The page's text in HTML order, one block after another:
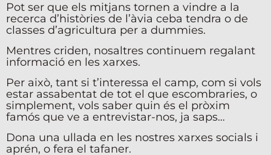
Pot ser que els mitjans tornen a vindre a la
recerca d’històries de l’àvia ceba tendra o de
classes d’agricultura per a dummies.
Mentres criden, nosaltres continuem regalant
informació en les xarxes.
Per això, tant si t’interessa el camp, com si vols
estar assabentat de tot el que escombraries, o
simplement, vols saber quin és el pròxim
famós que ve a entrevistar-nos, ja saps…
Dona una ullada en les nostres xarxes socials i
aprén, o fera el tafaner.